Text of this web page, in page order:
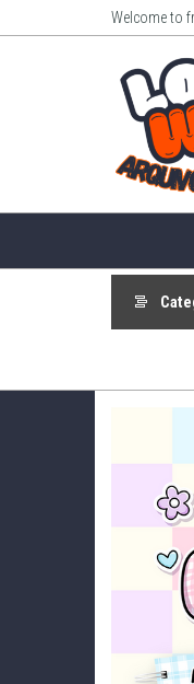
Welcome to